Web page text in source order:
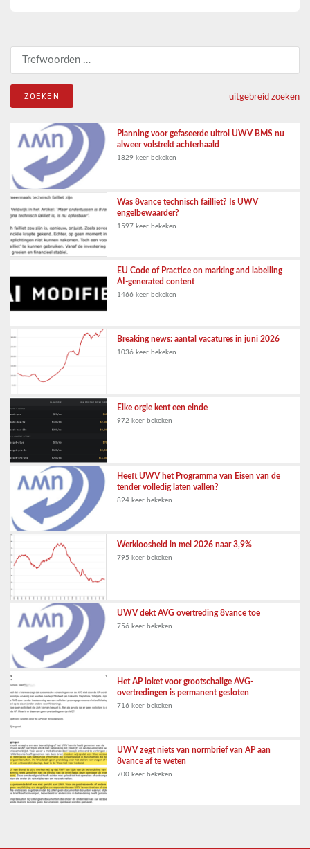
Zoeken naar:
uitgebreid zoeken
Planning voor gefaseerde uitrol UWV BMS nu
alweer volstrekt achterhaald
1829 keer bekeken
Was 8vance technisch failliet? Is UWV
engelbewaarder?
1597 keer bekeken
EU Code of Practice on marking and labelling
AI-generated content
1466 keer bekeken
Breaking news: aantal vacatures in juni 2026
1036 keer bekeken
Elke orgie kent een einde
972 keer bekeken
Heeft UWV het Programma van Eisen van de
tender volledig laten vallen?
824 keer bekeken
Werkloosheid in mei 2026 naar 3,9%
795 keer bekeken
UWV dekt AVG overtreding 8vance toe
756 keer bekeken
Het AP loket voor grootschalige AVG-
overtredingen is permanent gesloten
716 keer bekeken
UWV zegt niets van normbrief van AP aan
8vance af te weten
700 keer bekeken